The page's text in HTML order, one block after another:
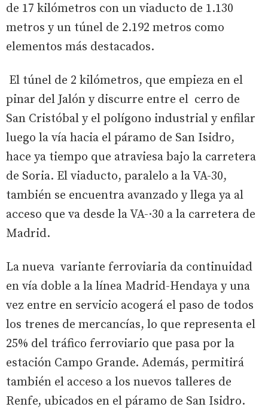
de 17 kilómetros con un viaducto de 1.130
metros y un túnel de 2.192 metros como
elementos más destacados.
El túnel de 2 kilómetros, que empieza en el
pinar del Jalón y discurre entre el cerro de
San Cristóbal y el polígono industrial y enfilar
luego la vía hacia el páramo de San Isidro,
hace ya tiempo que atraviesa bajo la carretera
de Soria. El viaducto, paralelo a la VA-30,
también se encuentra avanzado y llega ya al
acceso que va desde la VA-·30 a la carretera de
Madrid.
La nueva variante ferroviaria da continuidad
en vía doble a la línea Madrid-Hendaya y una
vez entre en servicio acogerá el paso de todos
los trenes de mercancías, lo que representa el
25% del tráfico ferroviario que pasa por la
estación Campo Grande. Además, permitirá
también el acceso a los nuevos talleres de
Renfe, ubicados en el páramo de San Isidro.